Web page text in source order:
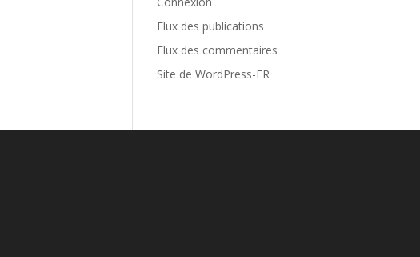
Flux des publications
Flux des commentaires
Site de WordPress-FR